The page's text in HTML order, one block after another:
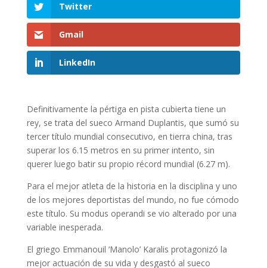
Twitter
Gmail
LinkedIn
Definitivamente la pértiga en pista cubierta tiene un
rey, se trata del sueco Armand Duplantis, que sumó su
tercer título mundial consecutivo, en tierra china, tras
superar los 6.15 metros en su primer intento, sin
querer luego batir su propio récord mundial (6.27 m).
Para el mejor atleta de la historia en la disciplina y uno
de los mejores deportistas del mundo, no fue cómodo
este título. Su modus operandi se vio alterado por una
variable inesperada.
El griego Emmanouil ‘Manolo’ Karalis protagonizó la
mejor actuación de su vida y desgastó al sueco